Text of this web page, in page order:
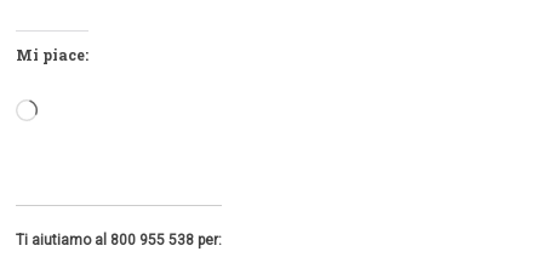
Mi piace:
Caricamento
Ti aiutiamo al 800 955 538 per: